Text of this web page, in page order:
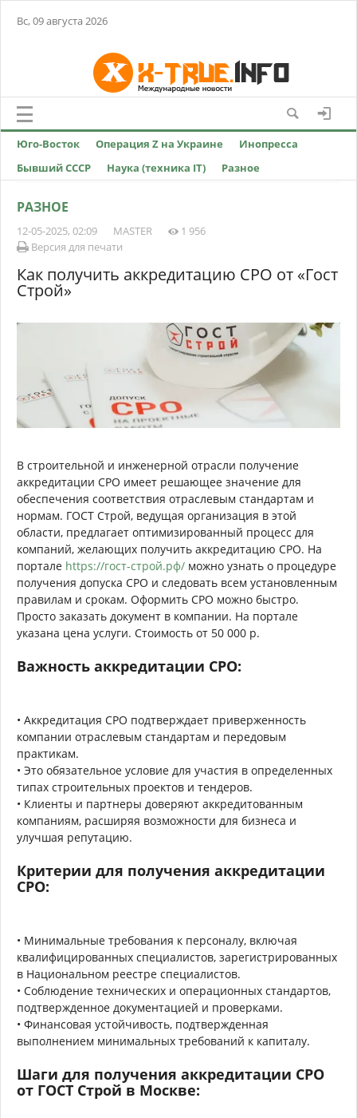
Вс, 09 августа 2026
Юго-Восток Операция Z на Украине
Инопресса
Бывший СССР
Наука (техника IT) Разное
РАЗНОЕ
12-05-2025, 02:09 MASTER
1 956
Версия для печати
Как получить аккредитацию СРО от «Гост
Строй»
В строительной и инженерной отрасли получение
аккредитации СРО имеет решающее значение для
обеспечения соответствия отраслевым стандартам и
нормам. ГОСТ Строй, ведущая организация в этой
области, предлагает оптимизированный процесс для
компаний, желающих получить аккредитацию СРО. На
портале https://гост-строй.рф/ можно узнать о процедуре
получения допуска СРО и следовать всем установленным
правилам и срокам. Оформить СРО можно быстро.
Просто заказать документ в компании. На портале
указана цена услуги. Стоимость от 50 000 р.
Важность аккредитации СРО:
• Аккредитация СРО подтверждает приверженность
компании отраслевым стандартам и передовым
практикам.
• Это обязательное условие для участия в определенных
типах строительных проектов и тендеров.
• Клиенты и партнеры доверяют аккредитованным
компаниям, расширяя возможности для бизнеса и
улучшая репутацию.
Критерии для получения аккредитации
СРО:
• Минимальные требования к персоналу, включая
квалифицированных специалистов, зарегистрированных
в Национальном реестре специалистов.
• Соблюдение технических и операционных стандартов,
подтвержденное документацией и проверками.
• Финансовая устойчивость, подтвержденная
выполнением минимальных требований к капиталу.
Шаги для получения аккредитации СРО
от ГОСТ Строй в Москве: